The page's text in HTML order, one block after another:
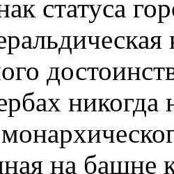
статуса
никогда
на башне